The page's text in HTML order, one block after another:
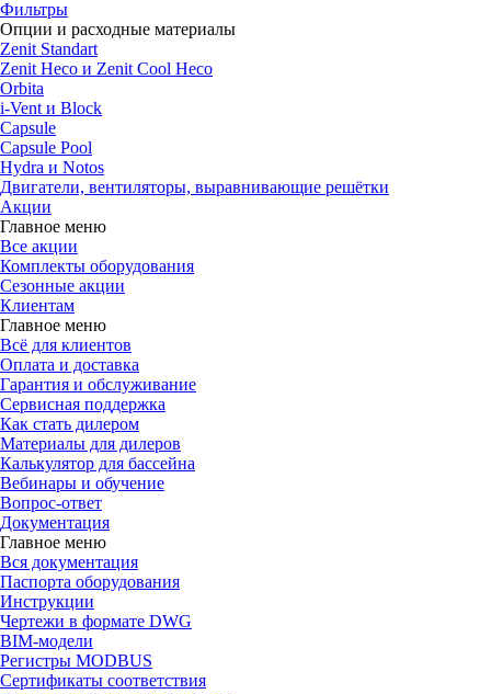
Фильтры
Опции и расходные материалы
Zenit Standart
Zenit Heco и Zenit Cool Heco
Orbita
i-Vent и Block
Capsule
Capsule Pool
Hydra и Notos
Двигатели, вентиляторы, выравнивающие решётки
Акции
Главное меню
Все акции
Комплекты оборудования
Сезонные акции
Клиентам
Главное меню
Всё для клиентов
Оплата и доставка
Гарантия и обслуживание
Сервисная поддержка
Как стать дилером
Материалы для дилеров
Калькулятор для бассейна
Вебинары и обучение
Вопрос-ответ
Документация
Главное меню
Вся документация
Паспорта оборудования
Инструкции
Чертежи в формате DWG
BIM-модели
Регистры MODBUS
Сертификаты соответствия